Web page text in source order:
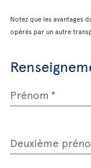
Notez que les avantages
opérés par un autre
Prénom
Deuxième